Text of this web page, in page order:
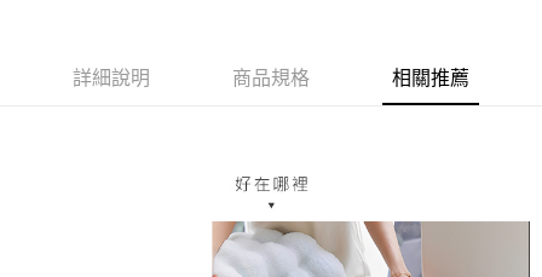
【「AFTEE先享後付」結帳流程】
３．收到繳費通知簡訊後14天內，點擊此簡訊中的連結，可透過四大超商／
ATM／網路銀行／等多元方式進行付款，方視為交易完成。
※ 請注意：結帳手續完成當下不需立刻繳費，但若您需要取消訂單，請聯絡
購買商品的店家。未經商家同意取消之訂單仍視為有效，需透過AFTEE先享
每筆NT$70，滿NT$1,200(含以上)免運費
每筆NT$80，滿NT$1,200(含以上)免運費
詳細說明 商品規格 相關推薦